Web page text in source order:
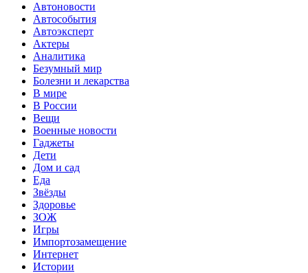
Автоновости
Автособытия
Автоэксперт
Актеры
Аналитика
Безумный мир
Болезни и лекарства
В мире
В России
Вещи
Военные новости
Гаджеты
Дети
Дом и сад
Еда
Звёзды
Здоровье
ЗОЖ
Игры
Импортозамещение
Интернет
Истории